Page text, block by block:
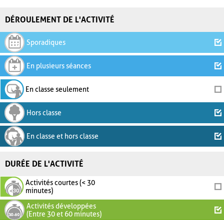
DÉROULEMENT DE L'ACTIVITÉ
Sporadiques
En plusieurs séances
En classe seulement
Hors classe
En classe et hors classe
DURÉE DE L'ACTIVITÉ
Activités courtes (< 30
minutes)
Activités développées
(Entre 30 et 60 minutes)